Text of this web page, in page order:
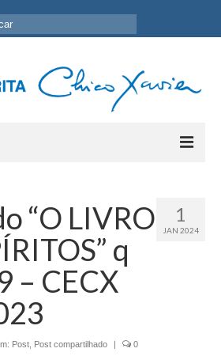
1
JAN 2024
“O LIVRO
q
– CECX
Post Post compartilhado | 0